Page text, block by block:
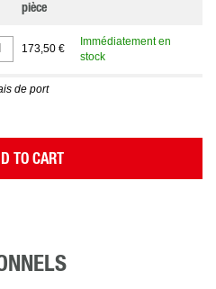
pièce
173,50 €
Immédiatement en
stock
de port
TO CART